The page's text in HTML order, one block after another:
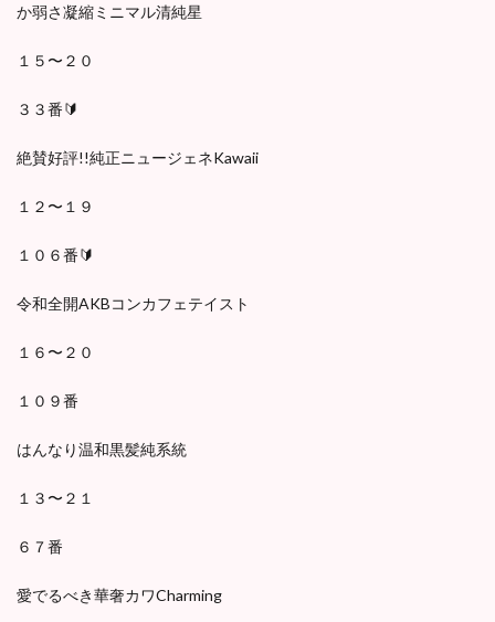
か弱さ凝縮ミニマル清純星
１５〜２０
３３番🔰
絶賛好評!!純正ニュージェネKawaii
１２〜１９
１０６番🔰
令和全開AKBコンカフェテイスト
１６〜２０
１０９番
はんなり温和黒髪純系統
１３〜２１
６７番
愛でるべき華奢カワCharming